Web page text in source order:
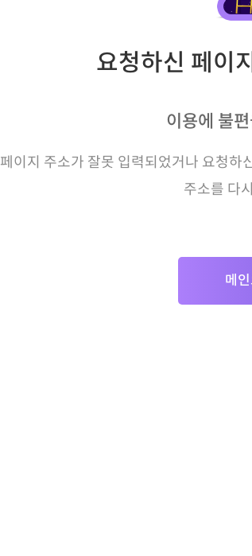
요청하신 페이
이용에 불
페이지 주소가 잘못 입력되었거나 요청하
주소를 다
메